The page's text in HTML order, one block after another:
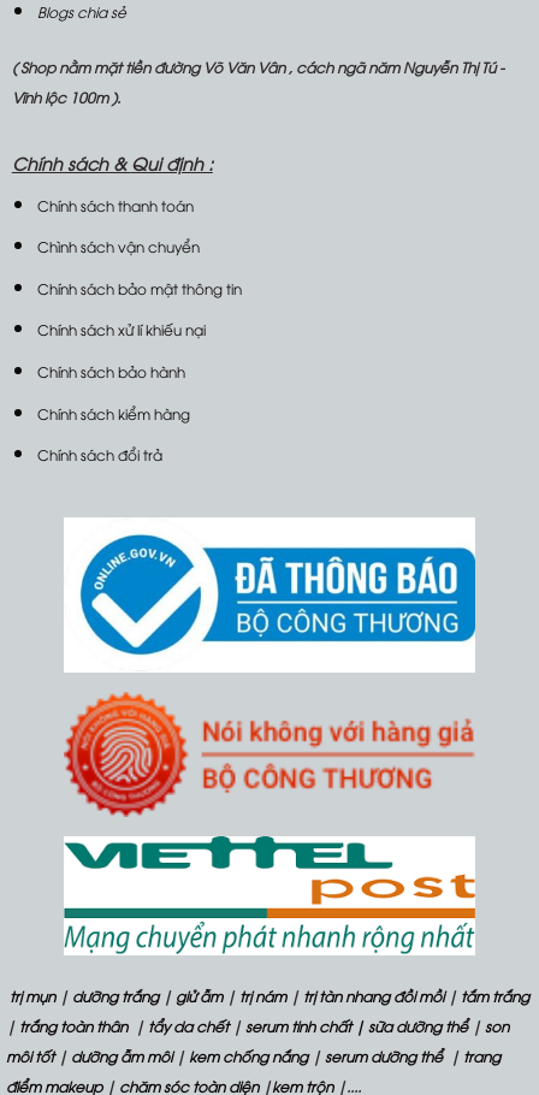
Blogs chia sẻ
( Shop nằm mặt tiền đường Võ Văn Vân , cách ngã năm Nguyễn Thị Tú -
Vĩnh lộc 100m ).
Chính sách &Qui định :
Chính sách thanh toán
Chình sách vận chuyển
Chính sách bảo mật thông tin
Chính sách xử lí khiếu nại
Chính sách bảo hành
Chính sách kiểm hàng
Chính sách đổi trả
trị mụn| dưỡng trắng| giử ẫm| trị nám| trị tàn nhang đồi mồi| tắm trắng
| trắng toàn thân| tẩy da chết|serum tinh chất | sữa dưỡng thể |son
môi tốt| dưỡng ẫm môi| kem chống nắng|serum dưỡng thể | trang
điểm makeup| chăm sóc toàn diện|kem trộn|....